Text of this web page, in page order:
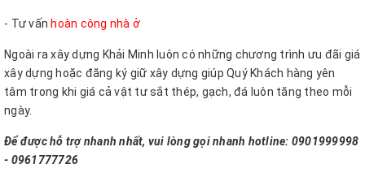
- Tư vấn hoàn công nhà ở
Ngoài ra xây dựng Khải Minh luôn có những chương trình ưu đãi giá
xây dựng hoặc đăng ký giữ xây dựng giúp Quý Khách hàng yên
tâm trong khi giá cả vật tư sắt thép, gạch, đá luôn tăng theo mỗi
ngày.
Để được hỗ trợ nhanh nhất, vui lòng gọi nhanh hotline: 0901999998
- 0961777726